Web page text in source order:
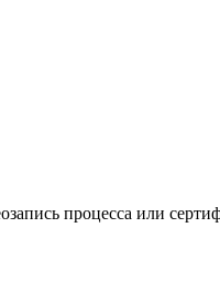
процесса или